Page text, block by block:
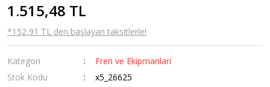
1.515,48 TL
*152,91 TL den başlayan taksitlerle!
Kategori
Fren ve Ekipmanları
Stok Kodu
x5_26625